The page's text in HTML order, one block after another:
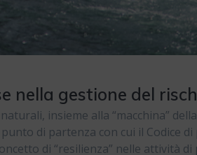
nella gestione del
insieme alla “macchina”
di partenza con cui il Codice
di “resilienza” nelle attività di